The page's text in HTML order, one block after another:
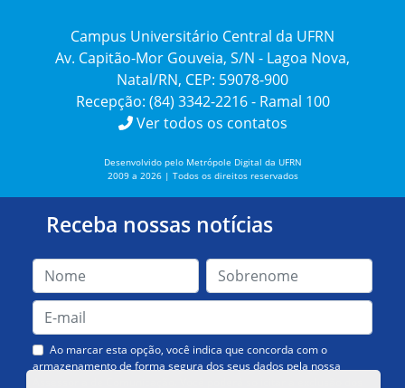
Campus Universitário Central da UFRN
Av. Capitão-Mor Gouveia, S/N - Lagoa Nova,
Natal/RN, CEP: 59078-900
Recepção: (84) 3342-2216 - Ramal 100
Ver todos os contatos
Desenvolvido pelo Metrópole Digital da UFRN
2009 a 2026 | Todos os direitos reservados
Receba nossas notícias
Ao marcar esta opção, você indica que concorda com o
armazenamento de forma segura dos seus dados pela nossa